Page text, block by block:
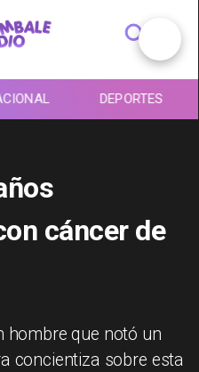
DEPORTES
cáncer de
hombre que notó un
concientiza sobre esta